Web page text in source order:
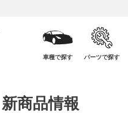
車種で探す パーツで探す
新商品情報